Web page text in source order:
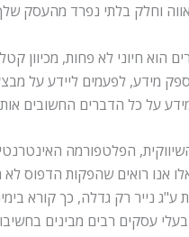
בלתי נפרד מהעסק שלך ל-5 השנים
הוא חיוני לא פחות,
מידע, לפעמים ליידע על
על כל הדברים החשובים
הפלטפורמה
אנו רואים שהפקות הדפוס
נייר רק גדלה, כך קורא
עסקים רבים מבינים